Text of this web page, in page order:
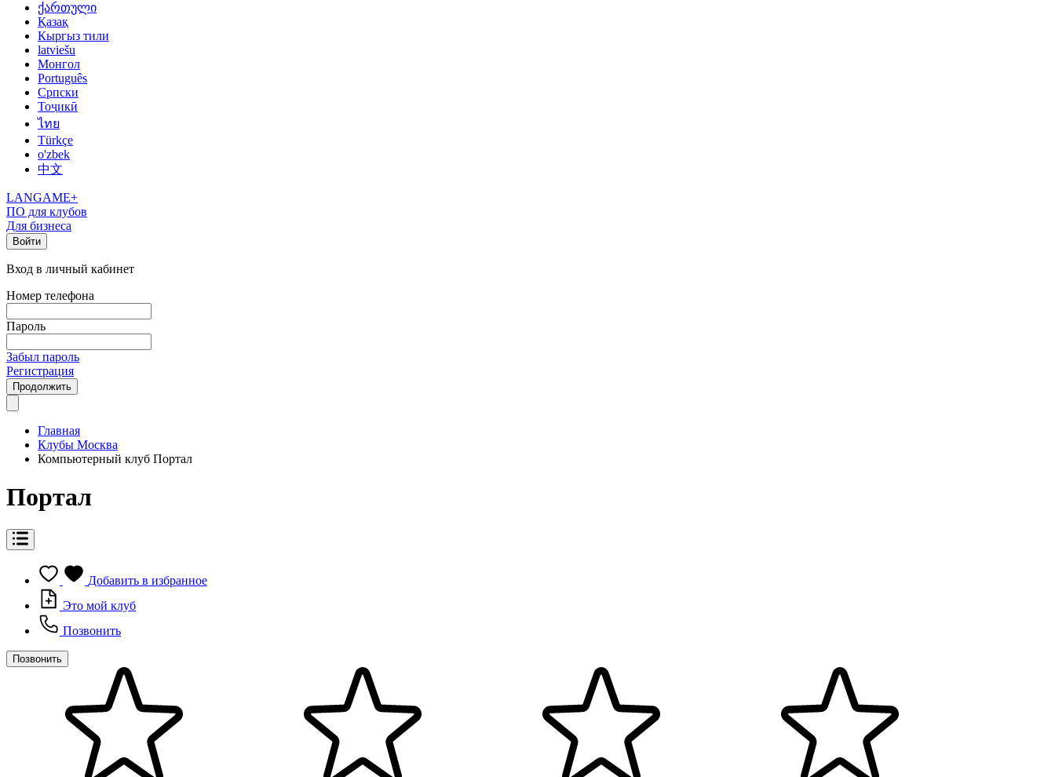
ქართული
Қазақ
Кыргыз тили
latviešu
Монгол
Português
Српски
Тоҷикӣ
ไทย
Türkçe
o'zbek
中文
LANGAME+
ПО для клубов
Для бизнеса
Войти
Вход в личный кабинет
Номер телефона
Пароль
Забыл пароль
Регистрация
Продолжить
Главная
Клубы Москва
Компьютерный клуб Портал
Портал
Добавить в избранное
Это мой клуб
Позвонить
Позвонить